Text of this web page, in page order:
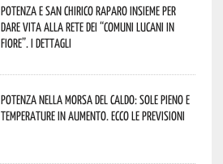
Potenza e San Chirico Raparo insieme per
dare vita alla rete dei “Comuni Lucani in
Fiore”. I dettagli
Potenza nella morsa del caldo: sole pieno e
temperature in aumento. Ecco le previsioni